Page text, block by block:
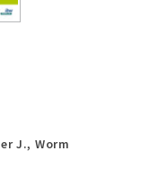
J., Worm